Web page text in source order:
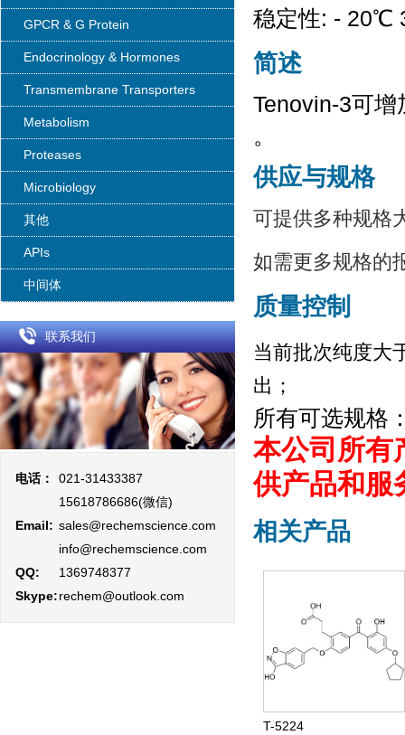
GPCR & G Protein
Endocrinology & Hormones
Transmembrane Transporters
Metabolism
Proteases
Microbiology
其他
APIs
中间体
联系我们
电话：
021-31433387
15618786686(微信)
Email: sales@rechemscience.com
info@rechemscience.com
QQ:
1369748377
Skype:rechem@outlook.com
稳定性: - 20℃
简述
Tenovin-3可
。
供应与规格
可提供多种规格
如需更多规格的
质量控制
当前批次纯度大
出；
所有可选规格
本公司所有
供产品和服
相关产品
T-5224